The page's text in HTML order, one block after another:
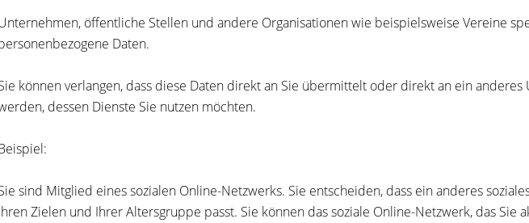
öffentliche Stellen und andere Organisationen wie beispielsweise Vereine
Daten.
können verlangen, dass diese Daten direkt an Sie übermittelt oder direkt an ein
dessen Dienste Sie nutzen möchten.
sind Mitglied eines sozialen Online-Netzwerks. Sie entscheiden, dass ein anderes
Zielen und Ihrer Altersgruppe passt. Sie können das soziale Online-Netzwerk, das Sie